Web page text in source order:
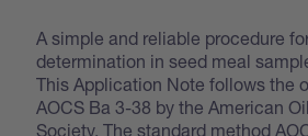
A simple and reliable procedure
determination in seed meal
This Application Note follows the
AOCS Ba 3-38 by the American
Society. The standard method